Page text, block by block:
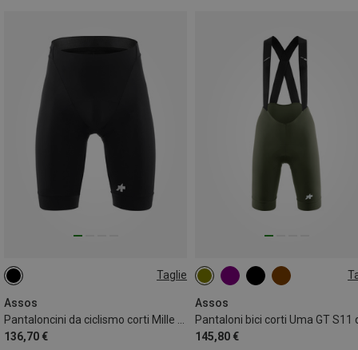
Taglie
Assos
136,70 €
S
Assos
145,80 €
XS S M
XXL